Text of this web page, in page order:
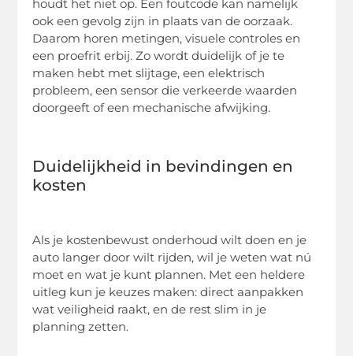
houdt het niet op. Een foutcode kan namelijk
ook een gevolg zijn in plaats van de oorzaak.
Daarom horen metingen, visuele controles en
een proefrit erbij. Zo wordt duidelijk of je te
maken hebt met slijtage, een elektrisch
probleem, een sensor die verkeerde waarden
doorgeeft of een mechanische afwijking.
Duidelijkheid in bevindingen en
kosten
Als je kostenbewust onderhoud wilt doen en je
auto langer door wilt rijden, wil je weten wat nú
moet en wat je kunt plannen. Met een heldere
uitleg kun je keuzes maken: direct aanpakken
wat veiligheid raakt, en de rest slim in je
planning zetten.